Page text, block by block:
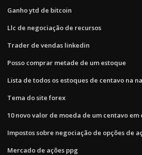
Ganho ytd de bitcoin
Llc de negociação de recursos
Trader de vendas linkedin
Posso comprar metade de um estoque
Lista de todos os estoques de centavo na
Tema do site forex
10 novo valor de moeda de um centavo
Impostos sobre negociação de opções de
Mercado de ações ppg